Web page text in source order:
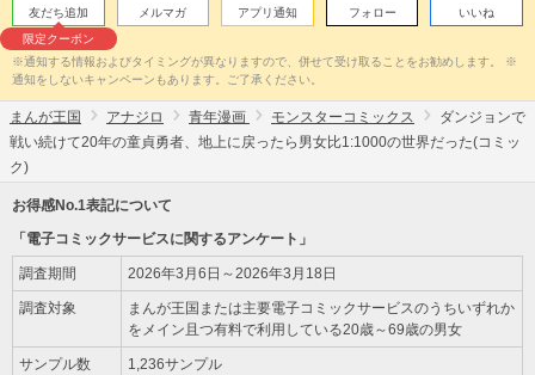
友だち追加
限定クーポン
メルマガ アプリ通知 フォロー いいね
※通知する情報およびタイミングが異なりますので、併せて受け取ることをお勧めします。 ※
通知をしないキャンペーンもあります。ご了承ください。
まんが王国 アナジロ 青年漫画 モンスターコミックス
ダンジョンで
戦い続けて20年の童貞勇者、地上に戻ったら男女比1:1000の世界だった(コミッ
ク)
お得感No.1表記について
「電子コミックサービスに関するアンケート」
調査期間 2026年3月6日～2026年3月18日
調査対象
まんが王国または主要電子コミックサービスのうちいずれか
をメイン且つ有料で利用している20歳～69歳の男女
サンプル数 1,236サンプル